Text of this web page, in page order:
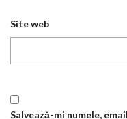
Site web
Salvează-mi numele,